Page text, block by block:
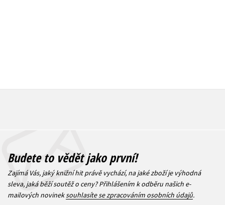
Budete to vědět jako první!
Zajímá Vás, jaký knižní hit právě vychází, na jaké zboží je výhodná
sleva, jaká běží soutěž o ceny? Přihlášením k odběru našich e-
mailových novineksouhlasíte se zpracováním osobních údajů.